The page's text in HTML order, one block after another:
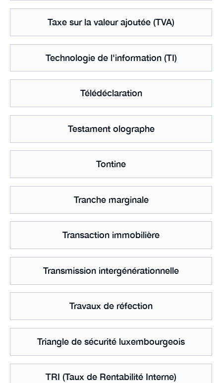
Taxe sur la valeur ajoutée (TVA)
Technologie de l'information (TI)
Télédéclaration
Testament olographe
Tontine
Tranche marginale
Transaction immobilière
Transmission intergénérationnelle
Travaux de réfection
Triangle de sécurité luxembourgeois
TRI (Taux de Rentabilité Interne)